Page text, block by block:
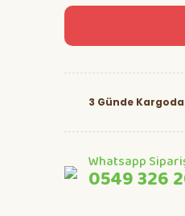
3 Günde Kargoda
Whatsapp
0549 326